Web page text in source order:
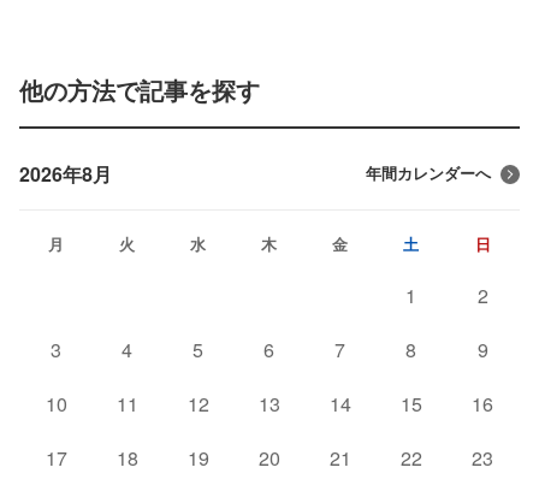
他の方法で記事を探す
2026年8月 年間カレンダーへ
月 火 水 木 金 土 日
1
2
3
4 5 6 7 8
9
10
11 12 13 14 15
16
17
18 19 20 21 22
23